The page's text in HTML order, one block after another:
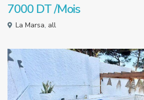
7000 DT/Mois
La Marsa, all